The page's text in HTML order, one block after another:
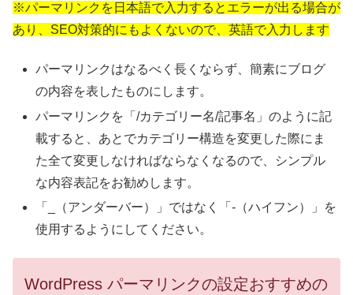
※パーマリンクを日本語で入力するとエラーが出る場合が
あり、SEO対策的にもよくないので、英語で入力します
パーマリンクはなるべく長くならず、簡素にブログ
の内容を表したものにします。
パーマリンクを「/カテゴリー名/記事名」のように記
載すると、あとでカテゴリー構造を変更した際にま
た全て変更しなければならなくなるので、シンプル
な内容表記をお勧めします。
「_（アンダーバー）」ではなく「-（ハイフン）」を
使用するようにしてください。
WordPress パーマリンクの設定おすすめの